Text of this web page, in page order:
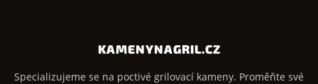
KAMENYNAGRIL.CZ
Specializujeme se na poctivé grilovací kameny. Proměňte své